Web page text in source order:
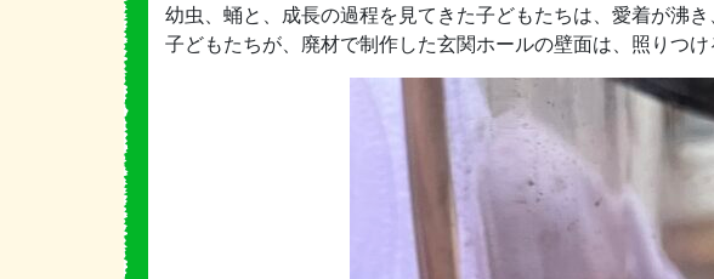
幼虫、蛹と、成長の過程を見てきた子どもたちは、愛着が沸
子どもたちが、廃材で制作した玄関ホールの壁面は、照りつ